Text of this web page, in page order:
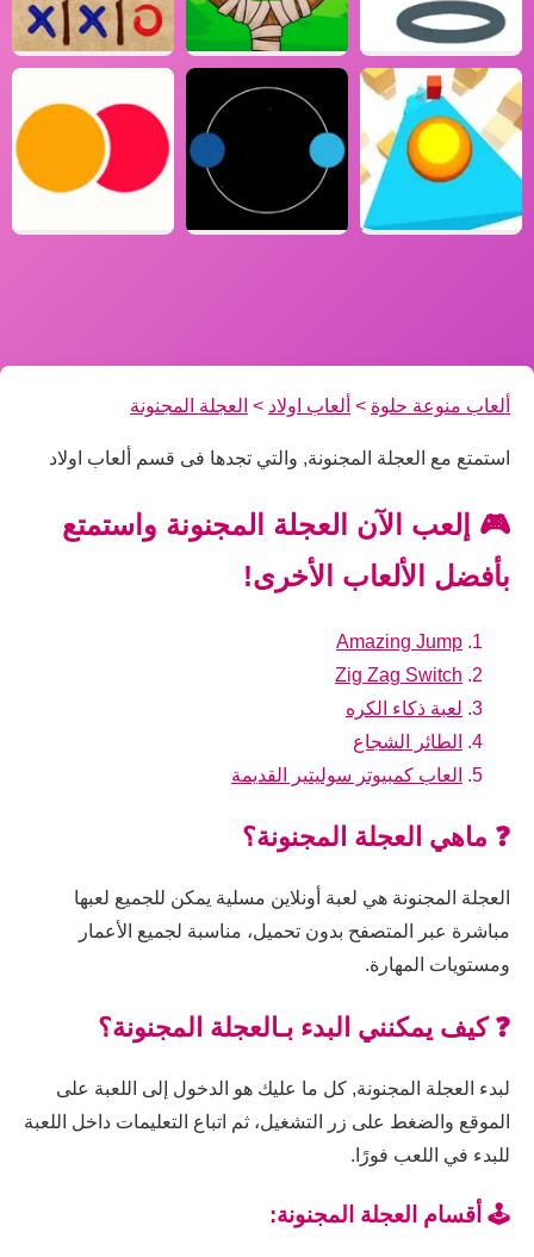
ألعاب منوعة حلوة > ألعاب اولاد > العجلة المجنونة
استمتع مع العجلة المجنونة, والتي تجدها فى قسم ألعاب اولاد
🎮 إلعب الآن العجلة المجنونة واستمتع
بأفضل الألعاب الأخرى!
Amazing Jump
Zig Zag Switch
لعبة ذكاء الكره
الطائر الشجاع
العاب كمبيوتر سوليتير القديمة
❓ ماهي العجلة المجنونة؟
العجلة المجنونة هي لعبة أونلاين مسلية يمكن للجميع لعبها
مباشرة عبر المتصفح بدون تحميل، مناسبة لجميع الأعمار
ومستويات المهارة.
❓ كيف يمكنني البدء بـالعجلة المجنونة؟
لبدء العجلة المجنونة, كل ما عليك هو الدخول إلى اللعبة على
الموقع والضغط على زر التشغيل، ثم اتباع التعليمات داخل اللعبة
للبدء في اللعب فورًا.
🕹️ أقسام العجلة المجنونة: